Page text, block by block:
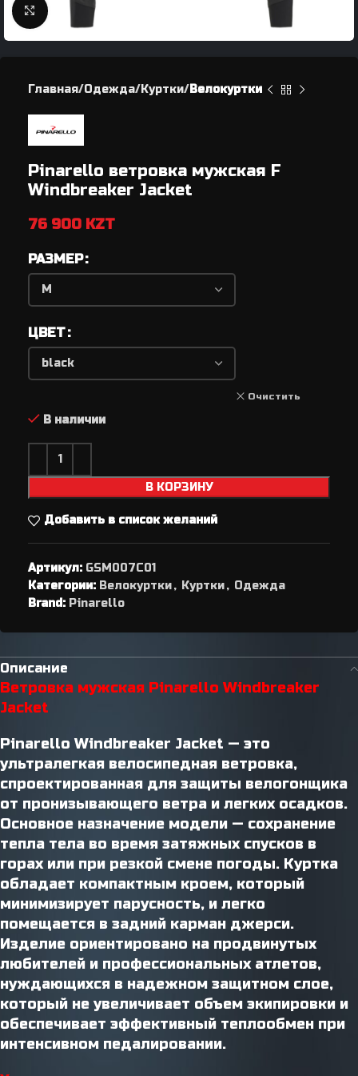
Нажмите, чтобы увеличить
Главная Одежда Куртки Велокуртки
Pinarello ветровка мужская F
Windbreaker Jacket
76 900 KZT
РАЗМЕР
ЦВЕТ
Очистить
В наличии
В КОРЗИНУ
Добавить в список желаний
Артикул: GSM007C01
Категории: Велокуртки, Куртки, Одежда
Brand: Pinarello
Описание
Ветровка мужская Pinarello Windbreaker
Jacket
Pinarello Windbreaker Jacket — это
ультралегкая велосипедная ветровка,
спроектированная для защиты велогонщика
от пронизывающего ветра и легких осадков.
Основное назначение модели — сохранение
тепла тела во время затяжных спусков в
горах или при резкой смене погоды. Куртка
обладает компактным кроем, который
минимизирует парусность, и легко
помещается в задний карман джерси.
Изделие ориентировано на продвинутых
любителей и профессиональных атлетов,
нуждающихся в надежном защитном слое,
который не увеличивает объем экипировки и
обеспечивает эффективный теплообмен при
интенсивном педалировании.